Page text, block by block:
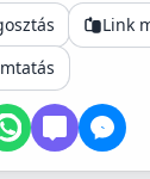
Link